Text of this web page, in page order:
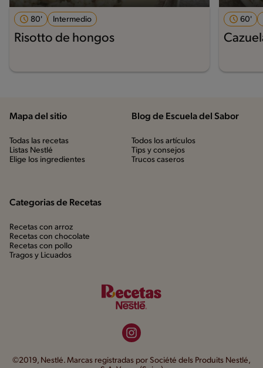
80' Intermedio
Risotto de hongos
60'
Mapa del sitio
Todas las recetas
Listas Nestlé
Elige los ingredientes
Blog de Escuela del Sabor
Todos los artículos
Tips y consejos
Trucos caseros
Categorias de Recetas
Recetas con arroz
Recetas con chocolate
Recetas con pollo
Tragos y Licuados
©2019, Nestlé. Marcas registradas por Société dels Produits Nestlé,